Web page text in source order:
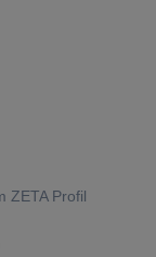
ZETA Profil